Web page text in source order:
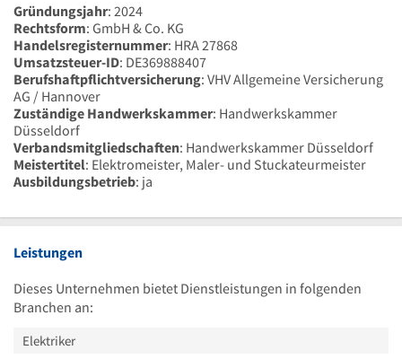
Gründungsjahr: 2024
Rechtsform: GmbH & Co. KG
Handelsregisternummer: HRA 27868
Umsatzsteuer-ID: DE369888407
Berufshaftpflichtversicherung: VHV Allgemeine Versicherung
AG / Hannover
Zuständige Handwerkskammer: Handwerkskammer
Düsseldorf
Verbandsmitgliedschaften: Handwerkskammer Düsseldorf
Meistertitel: Elektromeister, Maler- und Stuckateurmeister
Ausbildungsbetrieb: ja
Leistungen
Dieses Unternehmen bietet Dienstleistungen in folgenden
Branchen an:
Elektriker